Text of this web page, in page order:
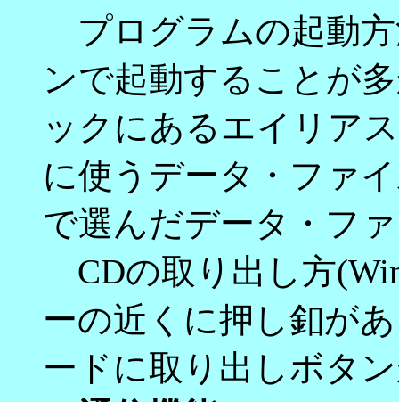
プログラムの起動方
ンで起動することが
ックにあるエイリア
に使うデータ・ファ
で選んだデータ・フ
CDの取り出し方
ーの近くに押し釦が
ードに取り出しボタ